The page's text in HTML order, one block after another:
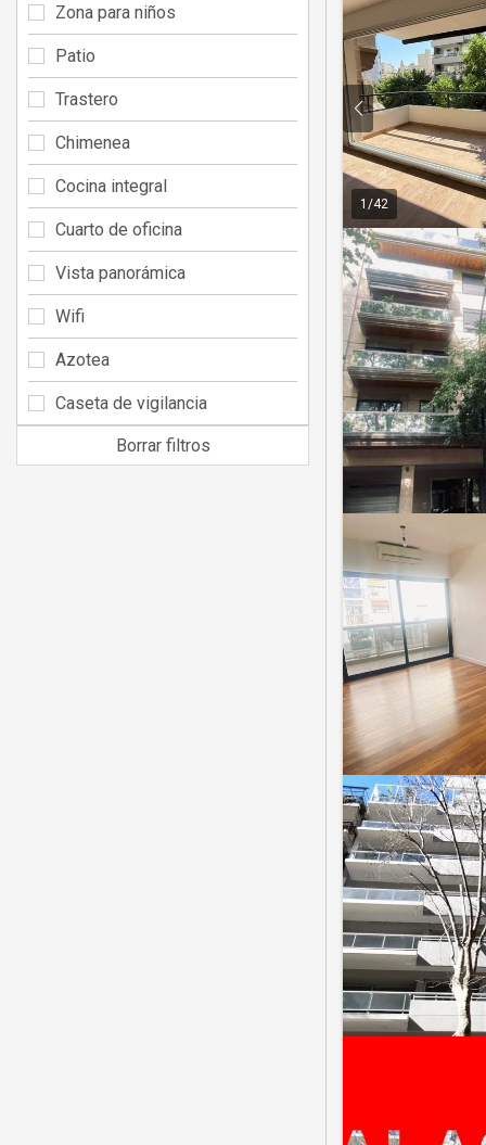
1 /42
Zona para niños
Patio
Trastero
Chimenea
Cocina integral
Cuarto de oficina
Vista panorámica
Wifi
Azotea
Caseta de vigilancia
Borrar filtros